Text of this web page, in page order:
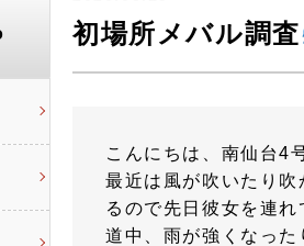
初場所メバル調査
こんにちは、南仙台4
最近は風が吹いたり
るので先日彼女を連れ
道中、雨が強くなっ